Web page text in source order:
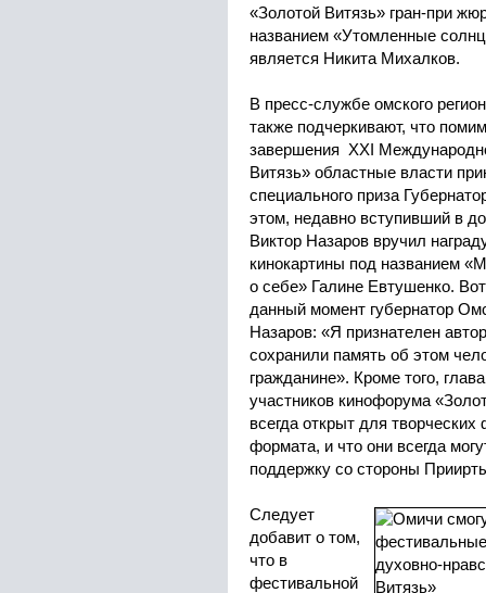
«Золотой Витязь» гран-при
названием «Утомленные
является Никита Михалков.
В пресс-службе омского
также подчеркивают, что
завершения XXI
Витязь» областные власти
специального приза
этом, недавно вступивший в
Виктор Назаров вручил
кинокартины под названием
о себе» Галине Евтушенко.
данный момент губернатор
Назаров: «Я признателен
сохранили память об этом
гражданине». Кроме того,
участников кинофорума
всегда открыт для
формата, и что они всегда
поддержку со стороны
Следует
добавит о том,
что в
фестивальной